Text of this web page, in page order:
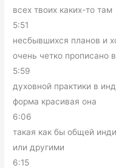
всех твоих каких-то там
5:51
несбывшихся планов и
очень четко прописано
5:59
духовной практики в
форма красивая она
6:06
такая как бы общей
или другими
6:15